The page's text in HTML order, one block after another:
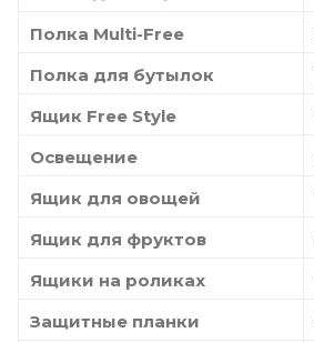
Полка Multi-Free
Полка для бутылок
Ящик Free Style
Освещение
Ящик для овощей
Ящик для фруктов
Ящики на роликах
Защитные планки